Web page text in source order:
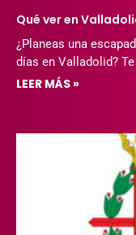
Qué ver en
¿Planeas una
días en Valladolid?
LEER MÁS »